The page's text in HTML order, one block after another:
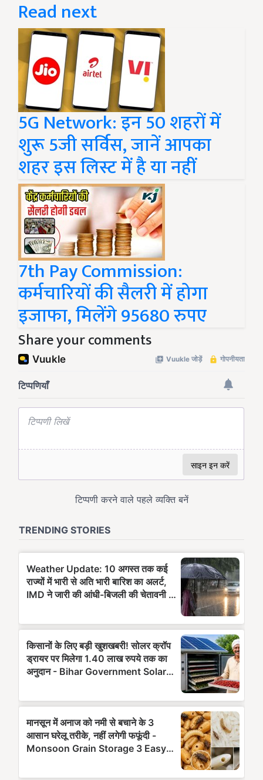
Read next
5G Network: इन 50 शहरों में
शुरू 5जी सर्विस, जानें आपका
शहर इस लिस्ट में है या नहीं
7th Pay Commission:
कर्मचारियों की सैलरी में होगा
इजाफा, मिलेंगे 95680 रुपए
Share your comments